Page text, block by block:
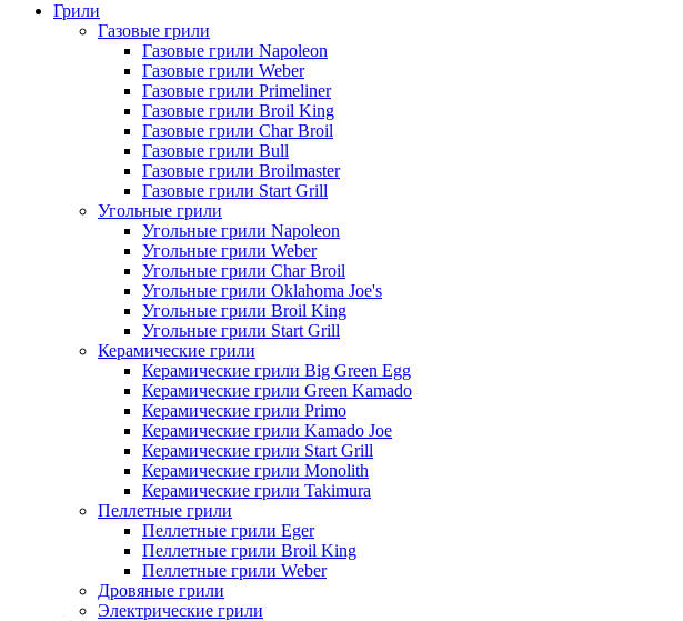
Грили
Газовые грили
Газовые грили Napoleon
Газовые грили Weber
Газовые грили Primeliner
Газовые грили Broil King
Газовые грили Char Broil
Газовые грили Bull
Газовые грили Broilmaster
Газовые грили Start Grill
Угольные грили
Угольные грили Napoleon
Угольные грили Weber
Угольные грили Char Broil
Угольные грили Oklahoma Joe's
Угольные грили Broil King
Угольные грили Start Grill
Керамические грили
Керамические грили Big Green Egg
Керамические грили Green Kamado
Керамические грили Primo
Керамические грили Kamado Joe
Керамические грили Start Grill
Керамические грили Monolith
Керамические грили Takimura
Пеллетные грили
Пеллетные грили Eger
Пеллетные грили Broil King
Пеллетные грили Weber
Дровяные грили
Электрические грили